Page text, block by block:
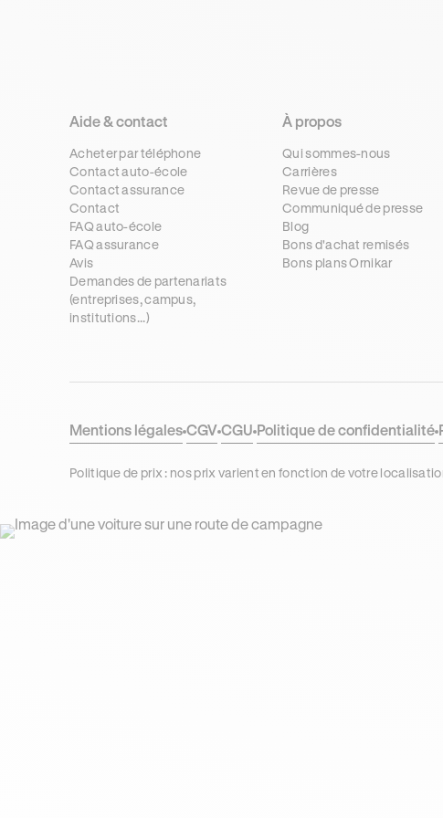
Aide & contact
Acheter par téléphone
Contact auto-école
Contact assurance
Contact
FAQ auto-école
FAQ assurance
Avis
Demandes de partenariats
(entreprises, campus,
institutions...)
À propos
Qui sommes-nous
Carrières
Revue de presse
Communiqué de presse
Blog
Bons d'achat remisés
Bons plans Ornikar
Mentions légales CGV CGU Politique de confidentialité
Politique de prix : nos prix varient en fonction de votre